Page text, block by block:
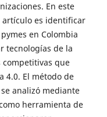
En este
es identificar
en Colombia
tecnologías de la
que
4.0. El método de
analizó mediante
herramienta de